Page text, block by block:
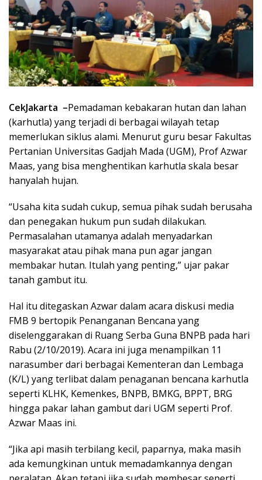
CekJakarta –Pemadaman kebakaran hutan dan lahan
(karhutla) yang terjadi di berbagai wilayah tetap
memerlukan siklus alami. Menurut guru besar Fakultas
Pertanian Universitas Gadjah Mada (UGM), Prof Azwar
Maas, yang bisa menghentikan karhutla skala besar
hanyalah hujan.
“Usaha kita sudah cukup, semua pihak sudah berusaha
dan penegakan hukum pun sudah dilakukan.
Permasalahan utamanya adalah menyadarkan
masyarakat atau pihak mana pun agar jangan
membakar hutan. Itulah yang penting,” ujar pakar
tanah gambut itu.
Hal itu ditegaskan Azwar dalam acara diskusi media
FMB 9 bertopik Penanganan Bencana yang
diselenggarakan di Ruang Serba Guna BNPB pada hari
Rabu (2/10/2019). Acara ini juga menampilkan 11
narasumber dari berbagai Kementeran dan Lembaga
(K/L) yang terlibat dalam penaganan bencana karhutla
seperti KLHK, Kemenkes, BNPB, BMKG, BPPT, BRG
hingga pakar lahan gambut dari UGM seperti Prof.
Azwar Maas ini.
“Jika api masih terbilang kecil, paparnya, maka masih
ada kemungkinan untuk memadamkannya dengan